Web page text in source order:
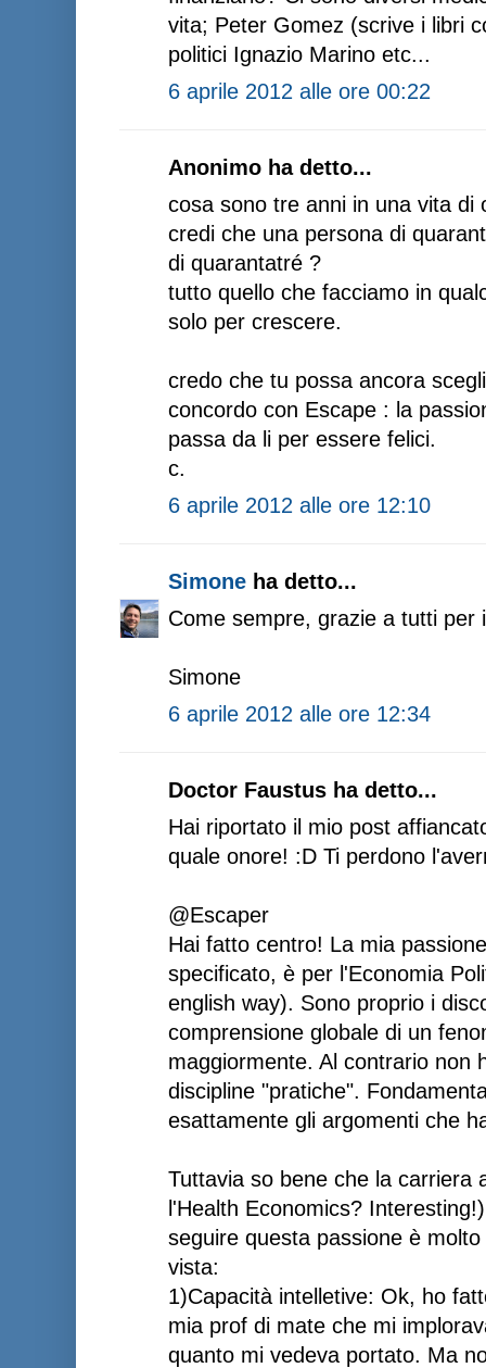
vita; Peter Gomez (scrive i libri
politici Ignazio Marino etc...
6 aprile 2012 alle ore 00:22
Anonimo ha detto...
cosa sono tre anni in una vita di
credi che una persona di
di quarantatré ?
tutto quello che facciamo in
solo per crescere.
credo che tu possa ancora
concordo con Escape : la
passa da li per essere felici.
c.
6 aprile 2012 alle ore 12:10
Simone ha detto...
Come sempre, grazie a tutti per
Simone
6 aprile 2012 alle ore 12:34
Doctor Faustus ha detto...
Hai riportato il mio post
quale onore! :D Ti perdono
@Escaper
Hai fatto centro! La mia
specificato, è per l'Economia
english way). Sono proprio i
comprensione globale di un
maggiormente. Al contrario non
discipline "pratiche".
esattamente gli argomenti che
Tuttavia so bene che la carriera
l'Health Economics?
seguire questa passione è
vista:
1)Capacità intelletive: Ok, ho
mia prof di mate che mi
quanto mi vedeva portato. Ma